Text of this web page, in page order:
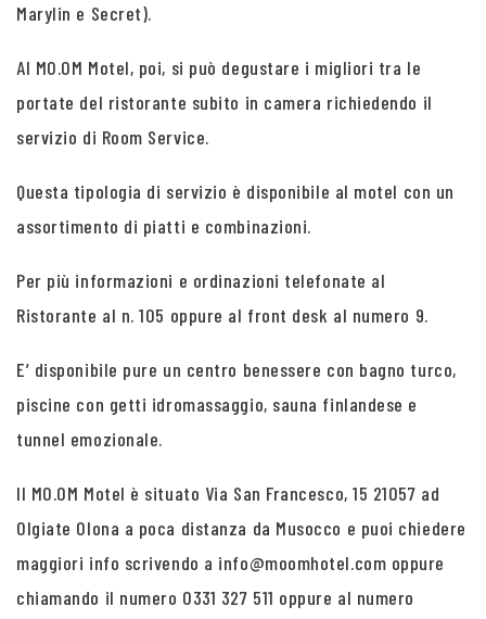
Marylin e Secret).
Al MO.OM Motel, poi, si può degustare i migliori tra le
portate del ristorante subito in camera richiedendo il
servizio di Room Service.
Questa tipologia di servizio è disponibile al motel con un
assortimento di piatti e combinazioni.
Per più informazioni e ordinazioni telefonate al
Ristorante al n. 105 oppure al front desk al numero 9.
E’ disponibile pure un centro benessere con bagno turco,
piscine con getti idromassaggio, sauna finlandese e
tunnel emozionale.
Il MO.OM Motel è situato Via San Francesco, 15 21057 ad
Olgiate Olona a poca distanza da Musocco e puoi chiedere
maggiori info scrivendo a info@moomhotel.com oppure
chiamando il numero 0331 327 511 oppure al numero